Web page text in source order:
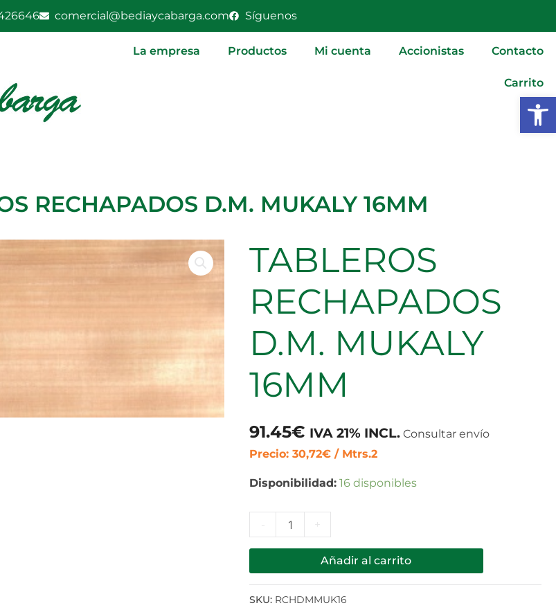
comercial@bediaycabarga.com Síguenos
La empresa Productos Mi cuenta Accionistas Contacto
Carrito
RECHAPADOS D.M. MUKALY 16MM
TABLEROS
RECHAPADOS
D.M. MUKALY
16MM
91.45€ IVA 21% INCL. Consultar envío
Precio: 30,72€ / Mtrs.2
Disponibilidad: 16 disponibles
TABLEROS
RECHAPADOS
MUKALY
cantidad
+
Añadir al carrito
SKU: RCHDMMUK16
16MM
cantidad